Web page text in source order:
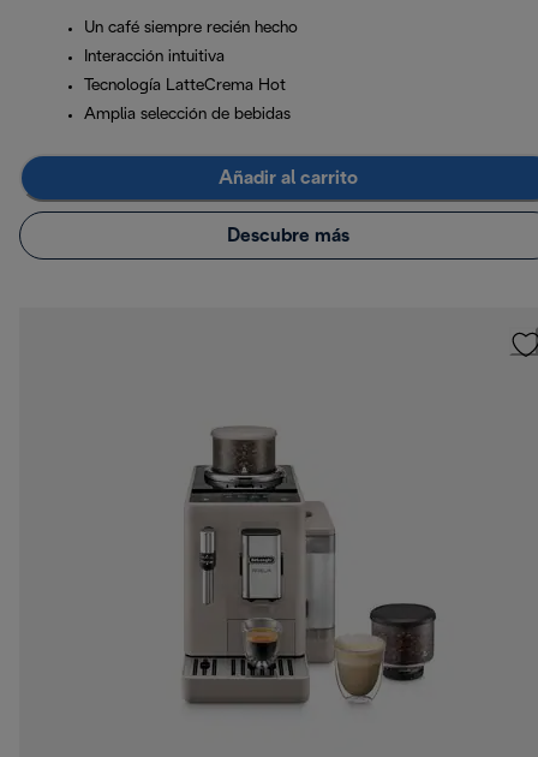
Un café siempre recién hecho
Interacción intuitiva
Tecnología LatteCrema Hot
Amplia selección de bebidas
Añadir al carrito
Descubre más